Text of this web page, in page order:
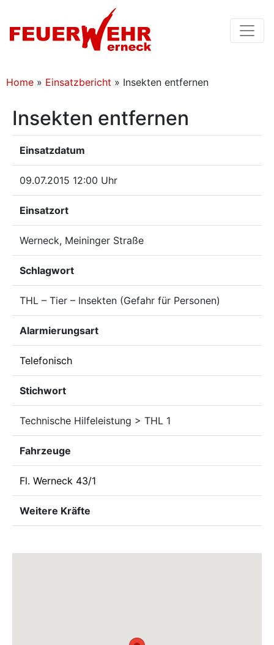
Home » Einsatzbericht » Insekten entfernen
Insekten entfernen
Einsatzdatum
09.07.2015 12:00 Uhr
Einsatzort
Werneck, Meininger Straße
Schlagwort
THL – Tier – Insekten (Gefahr für Personen)
Alarmierungsart
Telefonisch
Stichwort
Technische Hilfeleistung > THL 1
Fahrzeuge
Fl. Werneck 43/1
Weitere Kräfte